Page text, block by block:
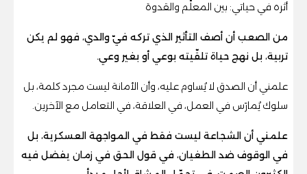
أثره في حياتي: بين المعلّم والقدوة
من الصعب أن أصف التأثير الذي تركه فيّ والدي، فهو لم يكن
تربية، بل نهج حياة تلقّيته بوعي أو بغير وعي.
علمني أن الصدق لا يُساوم عليه، وأن الأمانة ليست مجرد كلمة، بل
سلوك يُمارَس في العمل، في العلاقة، في التعامل مع الآخرين.
علمني أن الشجاعة ليست فقط في المواجهة العسكرية، بل
في الوقوف ضد الطغيان، في قول الحق في زمان يفضل فيه